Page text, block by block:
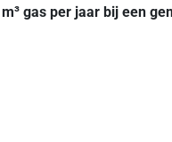
gas per jaar bij een